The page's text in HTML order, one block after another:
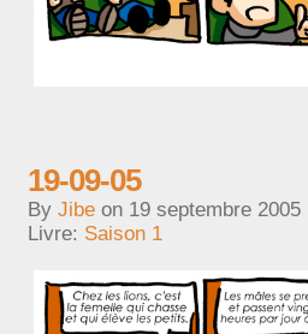
19-09-05
By Jibe on 19 septembre 2005
Livre: Saison 1